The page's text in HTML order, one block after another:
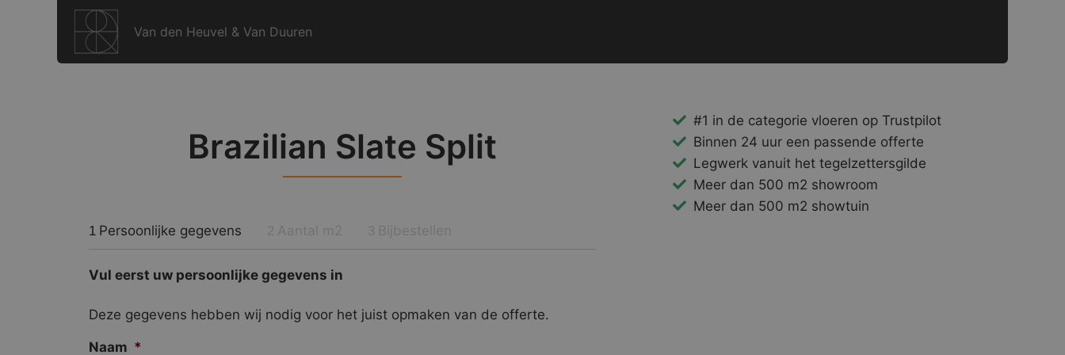
Van den Heuvel & Van Duuren
Brazilian Slate Split
1 Persoonlijke gegevens
Vul eerst uw persoonlijke gegevens in
Deze gegevens hebben wij nodig voor het juist opmaken van de offerte.
Naam *
#1 in de categorie vloeren op Trustpilot
Binnen 24 uur een passende offerte
Legwerk vanuit het tegelzettersgilde
Meer dan 500 m2 showroom
Meer dan 500 m2 showtuin